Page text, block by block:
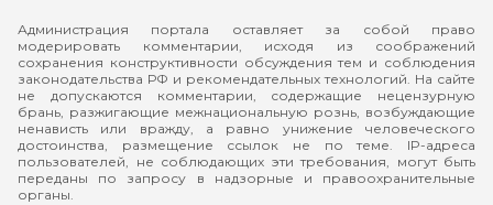
Администрация портала оставляет за собой право
модерировать комментарии, исходя из соображений
сохранения конструктивности обсуждения тем и соблюдения
законодательства РФ и рекомендательных технологий. На сайте
не допускаются комментарии, содержащие нецензурную
брань, разжигающие межнациональную рознь, возбуждающие
ненависть или вражду, а равно унижение человеческого
достоинства, размещение ссылок не по теме. IP-адреса
пользователей, не соблюдающих эти требования, могут быть
переданы по запросу в надзорные и правоохранительные
органы.